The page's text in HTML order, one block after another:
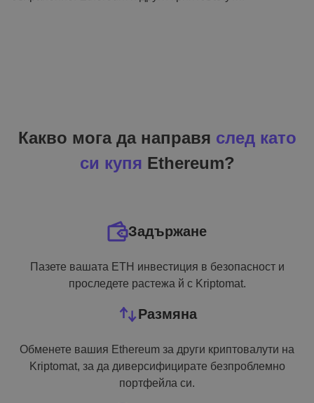
Какво мога да направя след като
си купя Ethereum?
Задържане
Пазете вашата ETH инвестиция в безопасност и
проследете растежа й с Kriptomat.
Размяна
Обменете вашия Ethereum за други криптовалути на
Kriptomat, за да диверсифицирате безпроблемно
портфейла си.